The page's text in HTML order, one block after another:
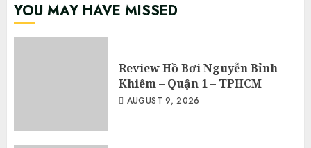
YOU MAY HAVE MISSED
Review Hồ Bơi Nguyễn Bỉnh
Khiêm – Quận 1 – TPHCM
AUGUST 9, 2026